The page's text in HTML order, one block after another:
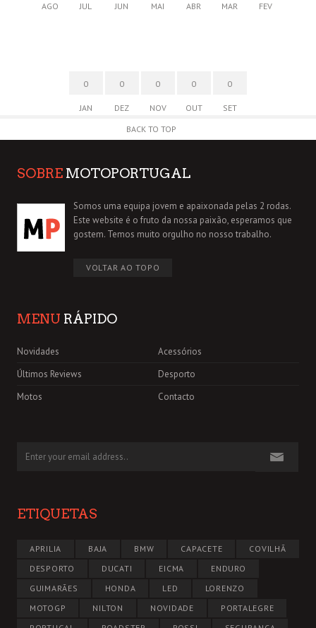
AGO JUL JUN MAI ABR MAR FEV
0
JAN
0
DEZ
0
NOV
0
OUT
0
SET
BACK TO TOP
SOBRE MOTOPORTUGAL
Somos uma equipa jovem e apaixonada pelas 2 rodas.
Este website é o fruto da nossa paixão, esperamos que
gostem. Temos muito orgulho no nosso trabalho.
VOLTAR AO TOPO
MENU RÁPIDO
Novidades
Acessórios
Últimos Reviews
Desporto
Motos
Contacto
ETIQUETAS
APRILIA BAJA BMW CAPACETE
COVILHÃ
DESPORTO
DUCATI EICMA
ENDURO
GUIMARÃES
HONDA LED
LORENZO
MOTOGP
NILTON NOVIDADE
PORTALEGRE